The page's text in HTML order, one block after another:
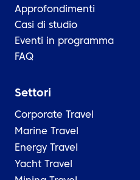
Approfondimenti
Casi di studio
Eventi in programma
FAQ
Settori
Corporate Travel
Marine Travel
Energy Travel
Yacht Travel